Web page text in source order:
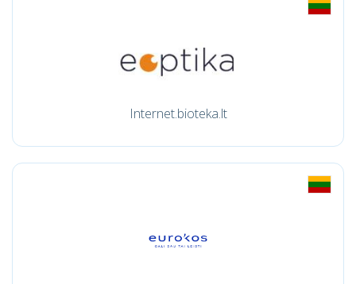
Internet.bioteka.lt